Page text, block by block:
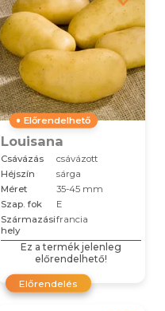
Előrendelhető
Louisana
Csávázás
csávázott
Héjszín
sárga
Méret
35-45 mm
Szap. fok
E
Származási
hely
francia
Ez a termék jelenleg
előrendelhető!
Előrendelés